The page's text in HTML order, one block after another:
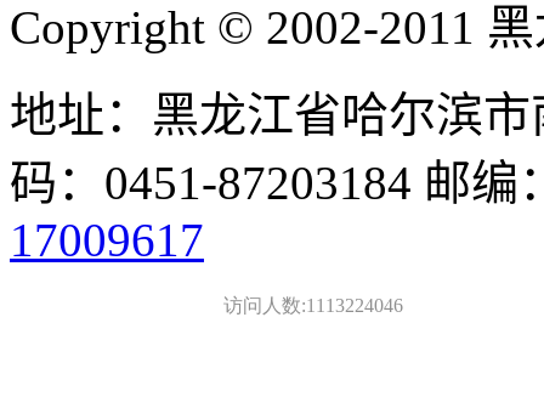
Copyright © 2002-2011
地址：黑龙江省哈尔滨
码：0451-87203184 邮编
17009617